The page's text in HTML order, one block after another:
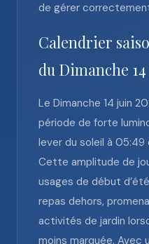
de gérer
Calendrier
du Dimanche
Le Dimanche 14 juin
période de forte
lever du soleil à 05:49
Cette amplitude de
usages de début
repas dehors,
activités de jardin
moins marquée. Avec